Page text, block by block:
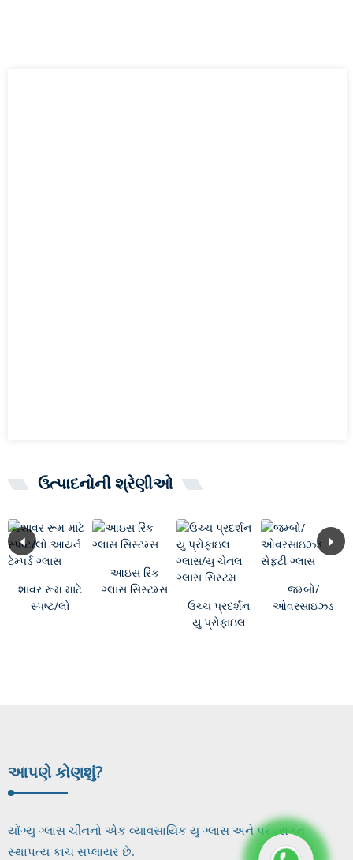
ઉત્પાદનોની શ્રેણીઓ
શાવર રૂમ માટે
સ્પષ્ટ/લો
આઇસ રિંક
ગ્લાસ સિસ્ટમ્સ
ઉચ્ચ પ્રદર્શન
યુ પ્રોફાઇલ
જમ્બો/
ઓવરસાઇઝ્ડ
આપણે કોણશું?
યોંગ્યુ ગ્લાસ ચીનનો એક વ્યાવસાયિક યુ ગ્લાસ અને પરંપરાગત
સ્થાપત્ય કાચ સપ્લાયર છે.